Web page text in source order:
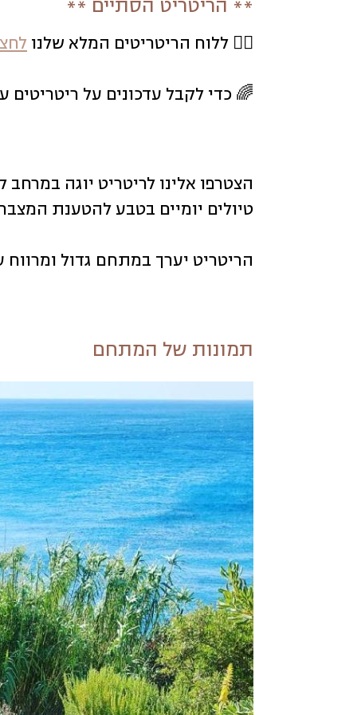
** הריטריט הסתיים **
🧘‍♀️ ללוח הריטריטים המלא שלנו
🌈 כדי לקבל עדכונים על ריטריטים
הצטרפו אלינו לריטריט יוגה
טיולים יומיים בטבע להטענת
הריטריט יערך במתחם גדול ומרווח
תמונות של המתחם